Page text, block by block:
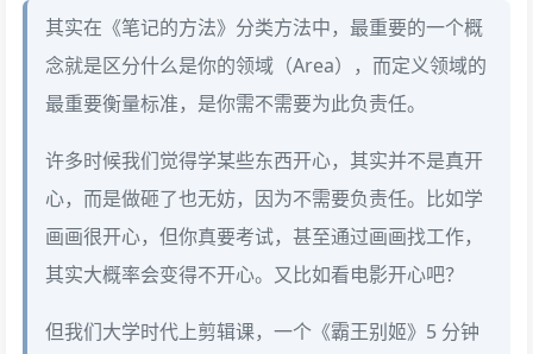
其实在《笔记的方法》分类方法中，最重要的一个概
念就是区分什么是你的领域（Area），而定义领域的
最重要衡量标准，是你需不需要为此负责任。
许多时候我们觉得学某些东西开心，其实并不是真开
心，而是做砸了也无妨，因为不需要负责任。比如学
画画很开心，但你真要考试，甚至通过画画找工作，
其实大概率会变得不开心。又比如看电影开心吧？
但我们大学时代上剪辑课，一个《霸王别姬》5 分钟